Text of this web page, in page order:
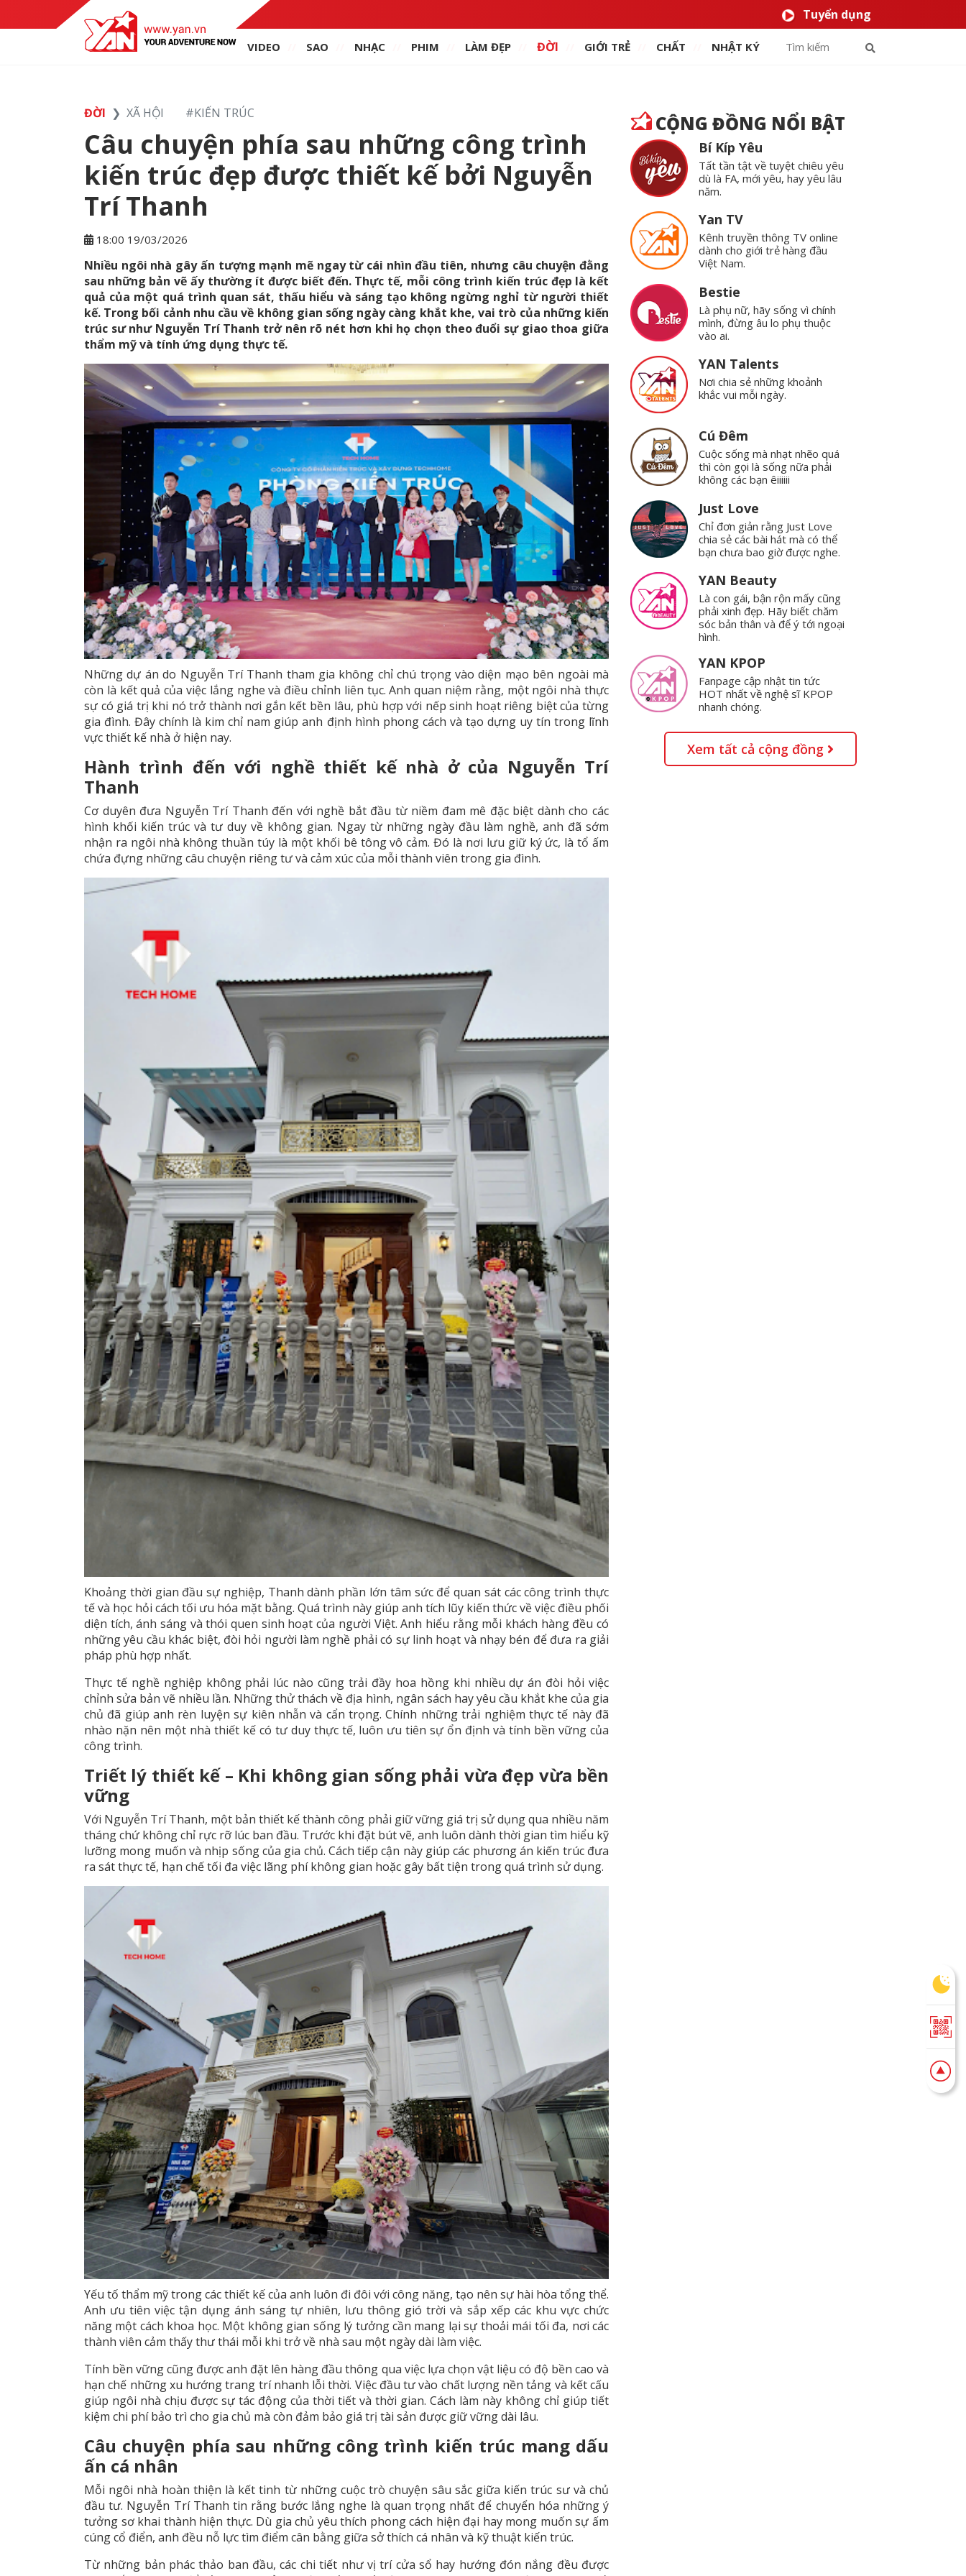
Tuyển dụng
VIDEO SAO NHẠC PHIM LÀM ĐẸP ĐỜI GIỚI TRẺ CHẤT NHẬT KÝ
ĐỜI XÃ HỘI #KIẾN TRÚC
Câu chuyện phía sau những công trình
kiến trúc đẹp được thiết kế bởi Nguyễn
Trí Thanh
18:00 19/03/2026
Nhiều ngôi nhà gây ấn tượng mạnh mẽ ngay từ cái nhìn đầu tiên, nhưng câu chuyện đằng
sau những bản vẽ ấy thường ít được biết đến. Thực tế, mỗi công trình kiến trúc đẹp là kết
quả của một quá trình quan sát, thấu hiểu và sáng tạo không ngừng nghỉ từ người thiết
kế. Trong bối cảnh nhu cầu về không gian sống ngày càng khắt khe, vai trò của những kiến
trúc sư như Nguyễn Trí Thanh trở nên rõ nét hơn khi họ chọn theo đuổi sự giao thoa giữa
thẩm mỹ và tính ứng dụng thực tế.
Những dự án do Nguyễn Trí Thanh tham gia không chỉ chú trọng vào diện mạo bên ngoài mà
còn là kết quả của việc lắng nghe và điều chỉnh liên tục. Anh quan niệm rằng, một ngôi nhà thực
sự có giá trị khi nó trở thành nơi gắn kết bền lâu, phù hợp với nếp sinh hoạt riêng biệt của từng
gia đình. Đây chính là kim chỉ nam giúp anh định hình phong cách và tạo dựng uy tín trong lĩnh
vực thiết kế nhà ở hiện nay.
Hành trình đến với nghề thiết kế nhà ở của Nguyễn Trí
Thanh
Cơ duyên đưa Nguyễn Trí Thanh đến với nghề bắt đầu từ niềm đam mê đặc biệt dành cho các
hình khối kiến trúc và tư duy về không gian. Ngay từ những ngày đầu làm nghề, anh đã sớm
nhận ra ngôi nhà không thuần túy là một khối bê tông vô cảm. Đó là nơi lưu giữ ký ức, là tổ ấm
chứa đựng những câu chuyện riêng tư và cảm xúc của mỗi thành viên trong gia đình.
Khoảng thời gian đầu sự nghiệp, Thanh dành phần lớn tâm sức để quan sát các công trình thực
tế và học hỏi cách tối ưu hóa mặt bằng. Quá trình này giúp anh tích lũy kiến thức về việc điều phối
diện tích, ánh sáng và thói quen sinh hoạt của người Việt. Anh hiểu rằng mỗi khách hàng đều có
những yêu cầu khác biệt, đòi hỏi người làm nghề phải có sự linh hoạt và nhạy bén để đưa ra giải
pháp phù hợp nhất.
Thực tế nghề nghiệp không phải lúc nào cũng trải đầy hoa hồng khi nhiều dự án đòi hỏi việc
chỉnh sửa bản vẽ nhiều lần. Những thử thách về địa hình, ngân sách hay yêu cầu khắt khe của gia
chủ đã giúp anh rèn luyện sự kiên nhẫn và cẩn trọng. Chính những trải nghiệm thực tế này đã
nhào nặn nên một nhà thiết kế có tư duy thực tế, luôn ưu tiên sự ổn định và tính bền vững của
công trình.
Triết lý thiết kế – Khi không gian sống phải vừa đẹp vừa bền
vững
Với Nguyễn Trí Thanh, một bản thiết kế thành công phải giữ vững giá trị sử dụng qua nhiều năm
tháng chứ không chỉ rực rỡ lúc ban đầu. Trước khi đặt bút vẽ, anh luôn dành thời gian tìm hiểu kỹ
lưỡng mong muốn và nhịp sống của gia chủ. Cách tiếp cận này giúp các phương án kiến trúc đưa
ra sát thực tế, hạn chế tối đa việc lãng phí không gian hoặc gây bất tiện trong quá trình sử dụng.
Yếu tố thẩm mỹ trong các thiết kế của anh luôn đi đôi với công năng, tạo nên sự hài hòa tổng thể.
Anh ưu tiên việc tận dụng ánh sáng tự nhiên, lưu thông gió trời và sắp xếp các khu vực chức
năng một cách khoa học. Một không gian sống lý tưởng cần mang lại sự thoải mái tối đa, nơi các
thành viên cảm thấy thư thái mỗi khi trở về nhà sau một ngày dài làm việc.
Tính bền vững cũng được anh đặt lên hàng đầu thông qua việc lựa chọn vật liệu có độ bền cao và
hạn chế những xu hướng trang trí nhanh lỗi thời. Việc đầu tư vào chất lượng nền tảng và kết cấu
giúp ngôi nhà chịu được sự tác động của thời tiết và thời gian. Cách làm này không chỉ giúp tiết
kiệm chi phí bảo trì cho gia chủ mà còn đảm bảo giá trị tài sản được giữ vững dài lâu.
Câu chuyện phía sau những công trình kiến trúc mang dấu
ấn cá nhân
Mỗi ngôi nhà hoàn thiện là kết tinh từ những cuộc trò chuyện sâu sắc giữa kiến trúc sư và chủ
đầu tư. Nguyễn Trí Thanh tin rằng bước lắng nghe là quan trọng nhất để chuyển hóa những ý
tưởng sơ khai thành hiện thực. Dù gia chủ yêu thích phong cách hiện đại hay mong muốn sự ấm
cúng cổ điển, anh đều nỗ lực tìm điểm cân bằng giữa sở thích cá nhân và kỹ thuật kiến trúc.
Từ những bản phác thảo ban đầu, các chi tiết như vị trí cửa sổ hay hướng đón nắng đều được
CỘNG ĐỒNG NỔI BẬT
Bí Kíp Yêu
Tất tần tật về tuyệt chiêu yêu
dù là FA, mới yêu, hay yêu lâu
năm.
Yan TV
Kênh truyền thông TV online
dành cho giới trẻ hàng đầu
Việt Nam.
Bestie
Là phụ nữ, hãy sống vì chính
mình, đừng âu lo phụ thuộc
vào ai.
YAN Talents
Nơi chia sẻ những khoảnh
khắc vui mỗi ngày.
Cú Đêm
Cuộc sống mà nhạt nhẽo quá
thì còn gọi là sống nữa phải
không các bạn êiiiiii
Just Love
Chỉ đơn giản rằng Just Love
chia sẻ các bài hát mà có thể
bạn chưa bao giờ được nghe.
YAN Beauty
Là con gái, bận rộn mấy cũng
phải xinh đẹp. Hãy biết chăm
sóc bản thân và để ý tới ngoại
hình.
YAN KPOP
Fanpage cập nhật tin tức
HOT nhất về nghệ sĩ KPOP
nhanh chóng.
Xem tất cả cộng đồng